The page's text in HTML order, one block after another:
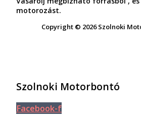
motorozást.
Copyright © 2026 Szolnoki
Szolnoki Motorbontó
Facebook-f